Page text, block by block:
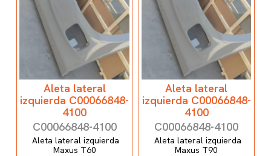
Aleta lateral
izquierda C00066848-
4100
C00066848-4100
Aleta lateral izquierda
Maxus T60
Aleta lateral
izquierda C00066848-
4100
C00066848-4100
Aleta lateral izquierda
Maxus T90